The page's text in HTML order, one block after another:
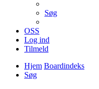
Søg
OSS
Log ind
Tilmeld
Hjem Boardindeks
Søg